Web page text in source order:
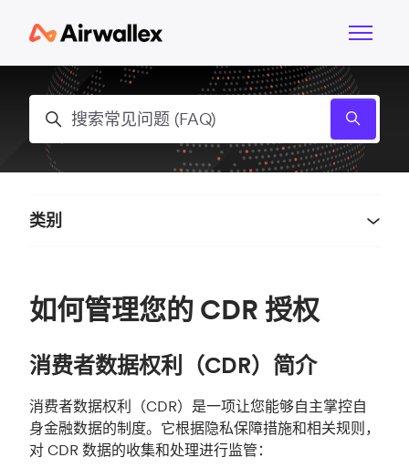
切换导
搜索
如何管理您的 CDR 授权
消费者数据权利（CDR）简介
消费者数据权利（CDR）是一项让您能够自主掌控自
身金融数据的制度。它根据隐私保障措施和相关规则，
对 CDR 数据的收集和处理进行监管：
类别